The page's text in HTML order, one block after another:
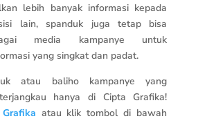
lebih banyak informasi kepada
lain, spanduk juga tetap bisa
media kampanye untuk
yang singkat dan padat.
atau baliho kampanye yang
hanya di Cipta Grafika!
atau klik tombol di bawah